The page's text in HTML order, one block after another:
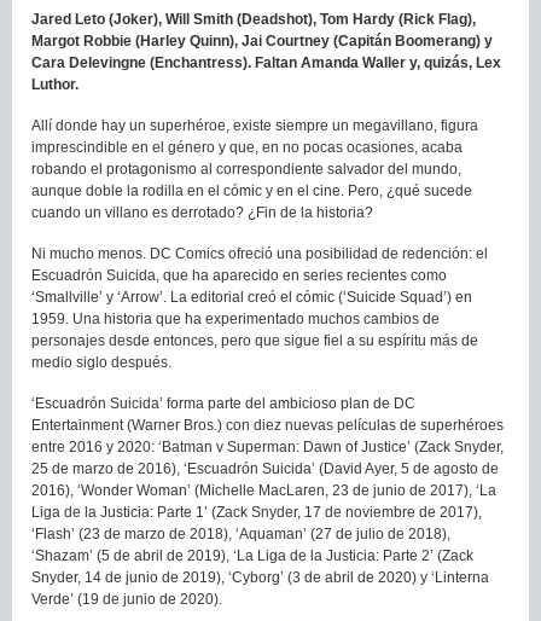
Jared Leto (Joker), Will Smith (Deadshot), Tom Hardy (Rick Flag),
Margot Robbie (Harley Quinn), Jai Courtney (Capitán Boomerang) y
Cara Delevingne (Enchantress). Faltan Amanda Waller y, quizás, Lex
Luthor.
Allí donde hay un superhéroe, existe siempre un megavillano, figura
imprescindible en el género y que, en no pocas ocasiones, acaba
robando el protagonismo al correspondiente salvador del mundo,
aunque doble la rodilla en el cómic y en el cine. Pero, ¿qué sucede
cuando un villano es derrotado? ¿Fin de la historia?
Ni mucho menos. DC Comics ofreció una posibilidad de redención: el
Escuadrón Suicida, que ha aparecido en series recientes como
‘Smallville’ y ‘Arrow’. La editorial creó el cómic (‘Suicide Squad’) en
1959. Una historia que ha experimentado muchos cambios de
personajes desde entonces, pero que sigue fiel a su espíritu más de
medio siglo después.
‘Escuadrón Suicida’ forma parte del ambicioso plan de DC
Entertainment (Warner Bros.) con diez nuevas películas de superhéroes
entre 2016 y 2020: ‘Batman v Superman: Dawn of Justice’ (Zack Snyder,
25 de marzo de 2016), ‘Escuadrón Suicida’ (David Ayer, 5 de agosto de
2016), ‘Wonder Woman’ (Michelle MacLaren, 23 de junio de 2017), ‘La
Liga de la Justicia: Parte 1’ (Zack Snyder, 17 de noviembre de 2017),
‘Flash’ (23 de marzo de 2018), ‘Aquaman’ (27 de julio de 2018),
‘Shazam’ (5 de abril de 2019), ‘La Liga de la Justicia: Parte 2’ (Zack
Snyder, 14 de junio de 2019), ‘Cyborg’ (3 de abril de 2020) y ‘Linterna
Verde’ (19 de junio de 2020).